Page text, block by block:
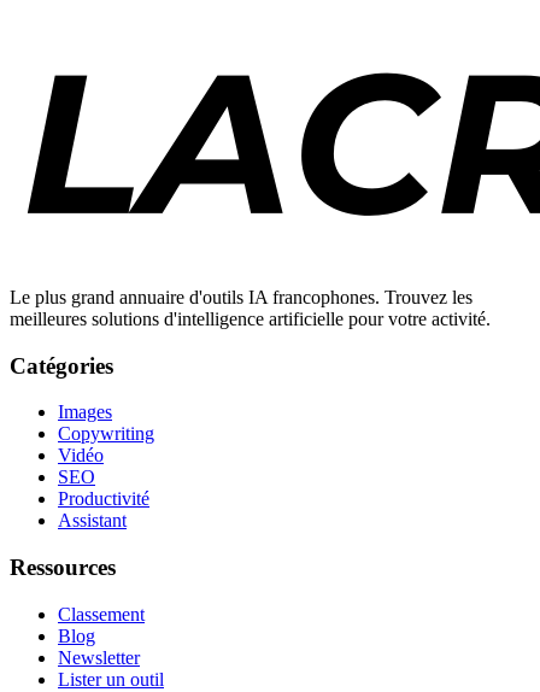
Le plus grand annuaire d'outils IA francophones. Trouvez les
meilleures solutions d'intelligence artificielle pour votre activité.
Catégories
Images
Copywriting
Vidéo
SEO
Productivité
Assistant
Ressources
Classement
Blog
Newsletter
Lister un outil